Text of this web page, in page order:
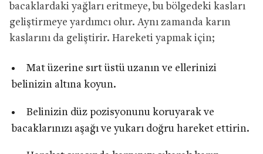
bacaklardaki yağları eritmeye, bu bölgedeki kasları
geliştirmeye yardımcı olur. Aynı zamanda karın
kaslarını da geliştirir. Hareketi yapmak için;
Mat üzerine sırt üstü uzanın ve ellerinizi
belinizin altına koyun.
Belinizin düz pozisyonunu koruyarak ve
bacaklarınızı aşağı ve yukarı doğru hareket ettirin.